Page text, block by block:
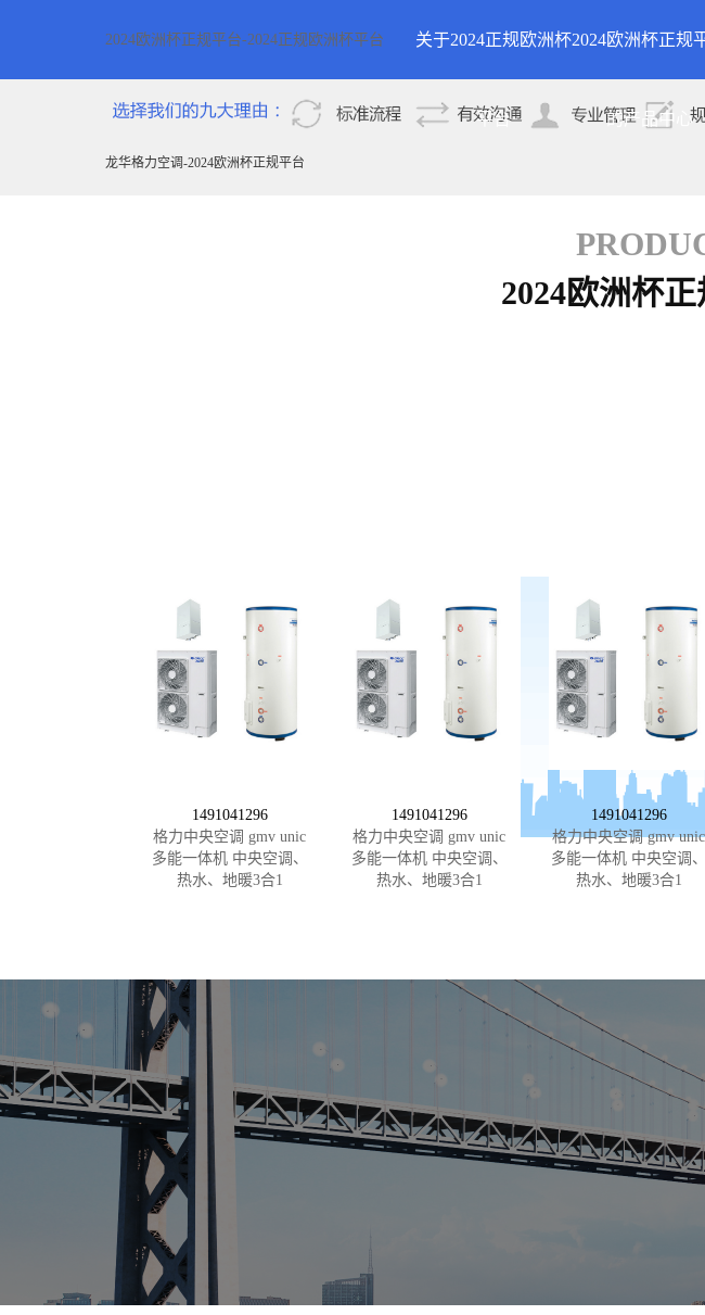
2024欧洲杯正规平台-2024正规欧洲杯平台 关于2024正规欧洲杯
平台
2024欧洲杯正规平台的
2024欧洲杯正规
的产品中心
龙华格力空调-2024欧洲杯正规平台
2024欧洲杯
1491041296
格力中央空调 gmv unic
多能一体机 中央空调、
热水、地暖3合1
1491041296
格力中央空调 gmv unic
多能一体机 中央空调、
热水、地暖3合1
1491041296
格力中央空调 gmv unic
多能一体机 中央空调、
热水、地暖3合1